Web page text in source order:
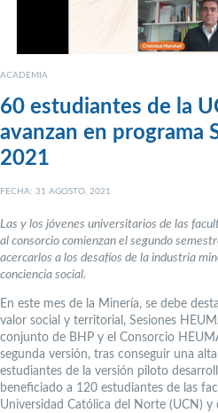
ACADEMIA
60 estudiantes de la
avanzan en programa
2021
FECHA: 31 AGOSTO, 2021
Las y los jóvenes universitarios de las
al consorcio comienzan el segundo
acercarlos a los desafíos de la industria
conciencia social.
En este mes de la Minería, se debe
valor social y territorial, Sesiones
conjunto de BHP y el Consorcio
segunda versión, tras conseguir una
estudiantes de la versión piloto
beneficiado a 120 estudiantes de las
Universidad Católica del Norte (UCN)